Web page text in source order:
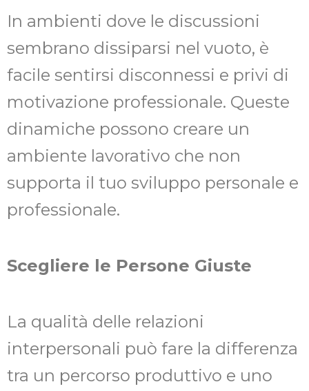
In ambienti dove le discussioni
sembrano dissiparsi nel vuoto, è
facile sentirsi disconnessi e privi di
motivazione professionale. Queste
dinamiche possono creare un
ambiente lavorativo che non
supporta il tuo sviluppo personale e
professionale.
Scegliere le Persone Giuste
La qualità delle relazioni
interpersonali può fare la differenza
tra un percorso produttivo e uno